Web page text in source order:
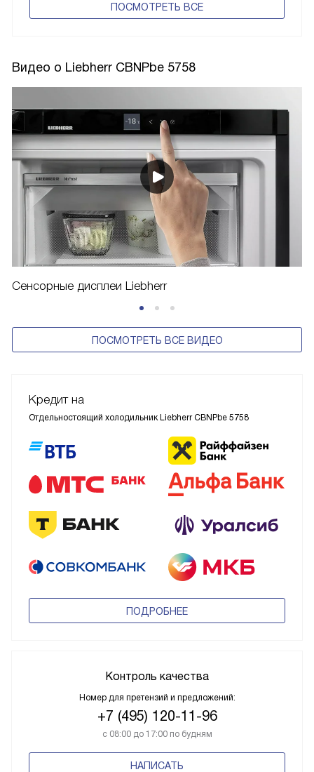
ПОCМОТРЕТЬ ВСЕ
Видео о Liebherr CBNPbe 5758
Сенсорные дисплеи Liebherr
ПОСМОТРЕТЬ ВСЕ ВИДЕО
Кредит на
Отдельностоящий холодильник Liebherr CBNPbe 5758
ПОДРОБНЕЕ
Контроль качества
Номер для претензий и предложений:
+7 (495) 120-11-96
с 08:00 до 17:00 по будням
НАПИСАТЬ